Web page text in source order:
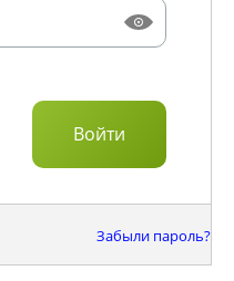
Забыли пароль?